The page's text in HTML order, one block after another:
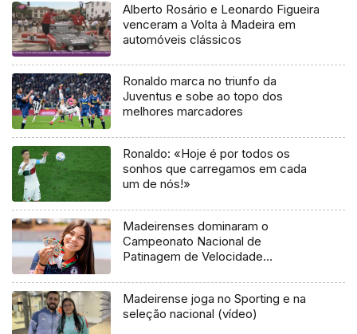
Alberto Rosário e Leonardo Figueira
venceram a Volta à Madeira em
automóveis clássicos
Ronaldo marca no triunfo da
Juventus e sobe ao topo dos
melhores marcadores
Ronaldo: «Hoje é por todos os
sonhos que carregamos em cada
um de nós!»
Madeirenses dominaram o
Campeonato Nacional de
Patinagem de Velocidade
Madeirense joga no Sporting e na
seleção nacional (vídeo)